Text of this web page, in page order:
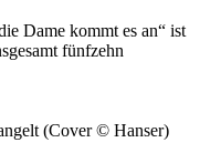
Dame kommt es an“ ist
fünfzehn